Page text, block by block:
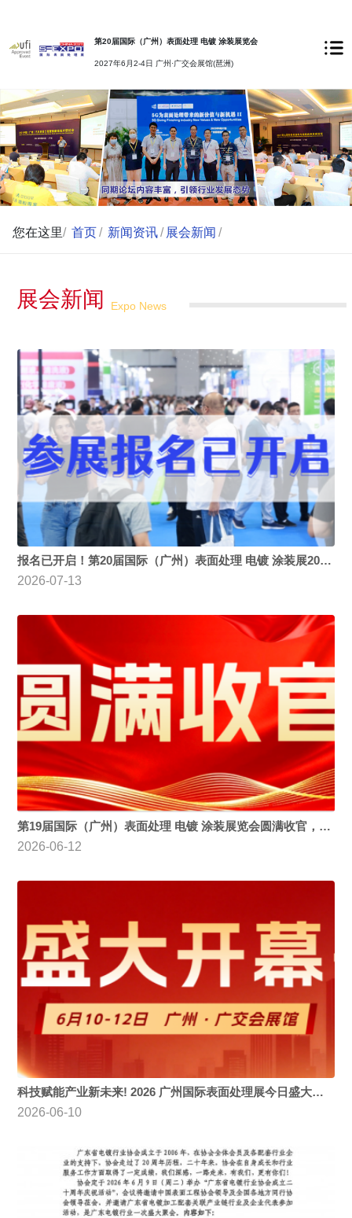
第20届国际（广州）表面处理 电镀 涂装展览会
2027年6月2-4日 广州·广交会展馆(琶洲)
您在这里/ 首页 / 新闻资讯 / 展会新闻 /
展会新闻 Expo News
报名已开启！第20届国际（广州）表面处理 电镀 涂装展2027年6月2-4日在广交会展馆举办
2026-07-13
第19届国际（广州）表面处理 电镀 涂装展览会圆满收官，2027再相约！
2026-06-12
科技赋能产业新未来! 2026 广州国际表面处理展今日盛大启幕
2026-06-10